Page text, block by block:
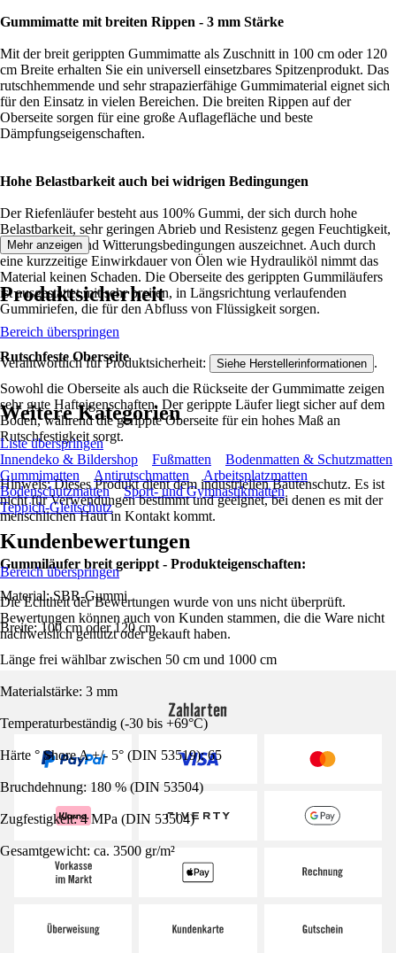
Gummimatte mit breiten Rippen - 3 mm Stärke
Mit der breit gerippten Gummimatte als Zuschnitt in 100 cm oder 120
cm Breite erhalten Sie ein universell einsetzbares Spitzenprodukt. Das
rutschhemmende und sehr strapazierfähige Gummimaterial eignet sich
für den Einsatz in vielen Bereichen. Die breiten Rippen auf der
Oberseite sorgen für eine große Auflagefläche und beste
Dämpfungseigenschaften.
Hohe Belastbarkeit auch bei widrigen Bedingungen
Der Riefenläufer besteht aus 100% Gummi, der sich durch hohe
Belastbarkeit, sehr geringen Abrieb und Resistenz gegen Feuchtigkeit,
Wärme/Kälte und Witterungsbedingungen auszeichnet. Auch durch
eine kurzzeitige Einwirkdauer von Ölen wie Hydrauliköl nimmt das
Material keinen Schaden. Die Oberseite des gerippten Gummiläufers
ist ausgestattet mit sehr breiten, in Längsrichtung verlaufenden
Gummiriefen, die für den Abfluss von Flüssigkeit sorgen.
Rutschfeste Oberseite
Sowohl die Oberseite als auch die Rückseite der Gummimatte zeigen
sehr gute Hafteigenschaften. Der gerippte Läufer liegt sicher auf dem
Boden, während die gerippte Oberseite für ein hohes Maß an
Rutschfestigkeit sorgt.
Hinweis: Dieses Produkt dient dem industriellen Bautenschutz. Es ist
nicht für Verwendungen bestimmt und geeignet, bei denen es mit der
menschlichen Haut in Kontakt kommt.
Gummiläufer breit gerippt - Produkteigenschaften:
Material: SBR-Gummi
Breite: 100 cm oder 120 cm
Länge frei wählbar zwischen 50 cm und 1000 cm
Materialstärke: 3 mm
Temperaturbeständig (-30 bis +69°C)
Härte ° Shore A +/- 5° (DIN 53519): 65
Bruchdehnung: 180 % (DIN 53504)
Zugfestigkeit: 4 MPa (DIN 53504)
Gesamtgewicht: ca. 3500 gr/m²
Mehr anzeigen
Produktsicherheit
Bereich überspringen
Verantwortlich für Produktsicherheit: Siehe Herstellerinformationen .
Weitere Kategorien
Liste überspringen
Innendeko & Bildershop
Fußmatten
Bodenmatten & Schutzmatten
Gummimatten
Antirutschmatten
Arbeitsplatzmatten
Bodenschutzmatten
Sport- und Gymnastikmatten
Teppich-Gleitschutz
Kundenbewertungen
Bereich überspringen
Die Echtheit der Bewertungen wurde von uns nicht überprüft.
Bewertungen können auch von Kunden stammen, die die Ware nicht
nachweislich genutzt oder gekauft haben.
Zahlarten